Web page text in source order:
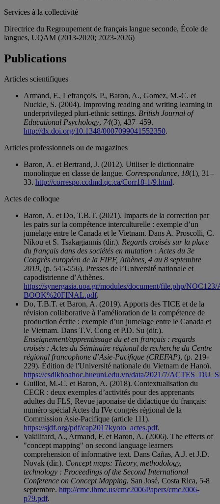
Services à la collectivité
Directrice du Regroupement de français langue seconde, École de
langues, UQAM (2013-2020; 2023-2026)
Publications
Articles scientifiques
Armand, F., Lefrançois, P., Baron, A., Gomez, M.-C. et
Nuckle, S. (2004). Improving reading and writing learning in
underprivileged pluri-ethnic settings. British Journal of
Educational Psychology, 74(3), 437–459.
http://dx.doi.org/10.1348/0007099041552350.
Articles professionnels ou de magazines
Baron, A. et Bertrand, J. (2012). Utiliser le dictionnaire
monolingue en classe de langue. Correspondance, 18(1), 31–
33. http://correspo.ccdmd.qc.ca/Corr18-1/9.html.
Actes de colloque
Baron, A. et Do, T.B.T. (2021). Impacts de la correction par
les pairs sur la compétence interculturelle : exemple d’un
jumelage entre le Canada et le Vietnam. Dans A. Proscolli, C.
Nikou et S. Tsakagiannis (dir.). Regards croisés sur la place
du français dans des sociétés en mutation : Actes du 3e
Congrès européen de la FIPF, Athènes, 4 au 8 septembre
2019, (p. 545-556). Presses de l’Université nationale et
capodistrienne d’Athènes.
https://synergasia.uoa.gr/modules/document/file.php/
BOOK%20FINAL.pdf.
Do, T.B.T. et Baron, A. (2019). Apports des TICE et de la
révision collaborative à l’amélioration de la compétence de
production écrite : exemple d’un jumelage entre le Canada et
le Vietnam. Dans T.V. Cong et P.D. Su (dir.).
Enseignement/apprentissage du et en français : regards
croisés : Actes du Séminaire régional de recherche du Centre
régional francophone d’Asie-Pacifique (CREFAP), (p. 219-
229). Édition de l'Université nationale du Vietnam de Hanoï.
https://csdlkhoahoc.hueuni.edu.vn/data/2021/7/
Guillot, M.-C. et Baron, A. (2018). Contextualisation du
CECR : deux exemples d’activités pour des apprenants
adultes du FLS, Revue japonaise de didactique du français:
numéro spécial Actes du IVe congrès régional de la
Commission Asie-Pacifique (article 111).
https://sjdf.org/pdf/cap2017kyoto_actes.pdf.
Vakilifard, A., Armand, F. et Baron, A. (2006). The effects of
"concept mapping" on second language learners
comprehension of informative text. Dans Cañas, A.J. et J.D.
Novak (dir.). Concept maps: Theory, methodology,
technology : Proceedings of the Second International
Conference on Concept Mapping, San José, Costa Rica, 5-8
septembre. http://cmc.ihmc.us/cmc2006Papers/cmc2006-
p79.pdf.